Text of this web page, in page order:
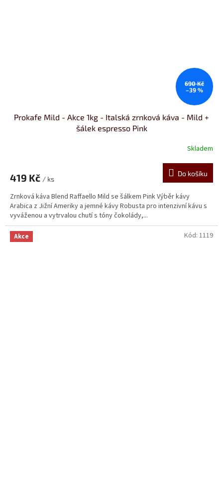
690 Kč
–39 %
Prokafe Mild - Akce 1kg - Italská zrnková káva - Mild +
šálek espresso Pink
Skladem
419 Kč / ks
Do košíku
Zrnková káva Blend Raffaello Mild se šálkem Pink Výběr kávy
Arabica z Jižní Ameriky a jemné kávy Robusta pro intenzivní kávu s
vyváženou a vytrvalou chutí s tóny čokolády,...
Akce Kód: 1119